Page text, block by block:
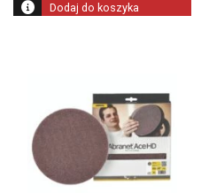
Dodaj do koszyka